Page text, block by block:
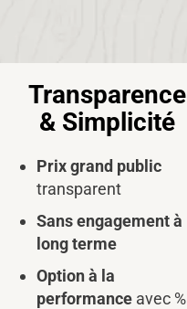
Transparence
& Simplicité
Prix grand public
transparent
Sans engagement à
long terme
Option à la
performance avec %